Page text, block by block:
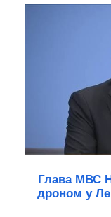
Глава МВС
дроном у